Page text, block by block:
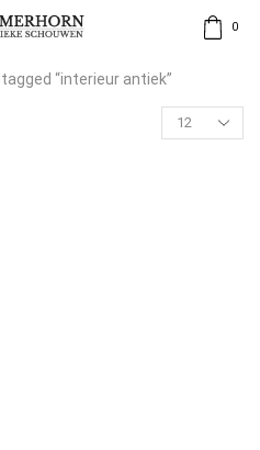
0
“interieur antiek”